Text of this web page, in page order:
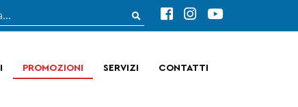
PROMOZIONI SERVIZI CONTATTI